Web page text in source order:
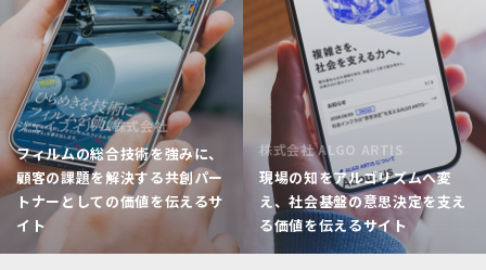
ジェイフィルム株式会社
フィルムの総合技術を強みに、
顧客の課題を解決する共創パー
トナーとしての価値を伝えるサ
イト
株式会社 ALGO ARTIS
現場の知をアルゴリズムへ変
え、社会基盤の意思決定を支え
る価値を伝えるサイト